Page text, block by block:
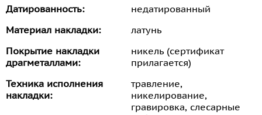
Датированность:
недатированный
Материал накладки:
латунь
Покрытие накладки
драгметаллами:
никель (сертификат
прилагается)
Техника исполнения
накладки:
травление,
никелирование,
гравировка, слесарные